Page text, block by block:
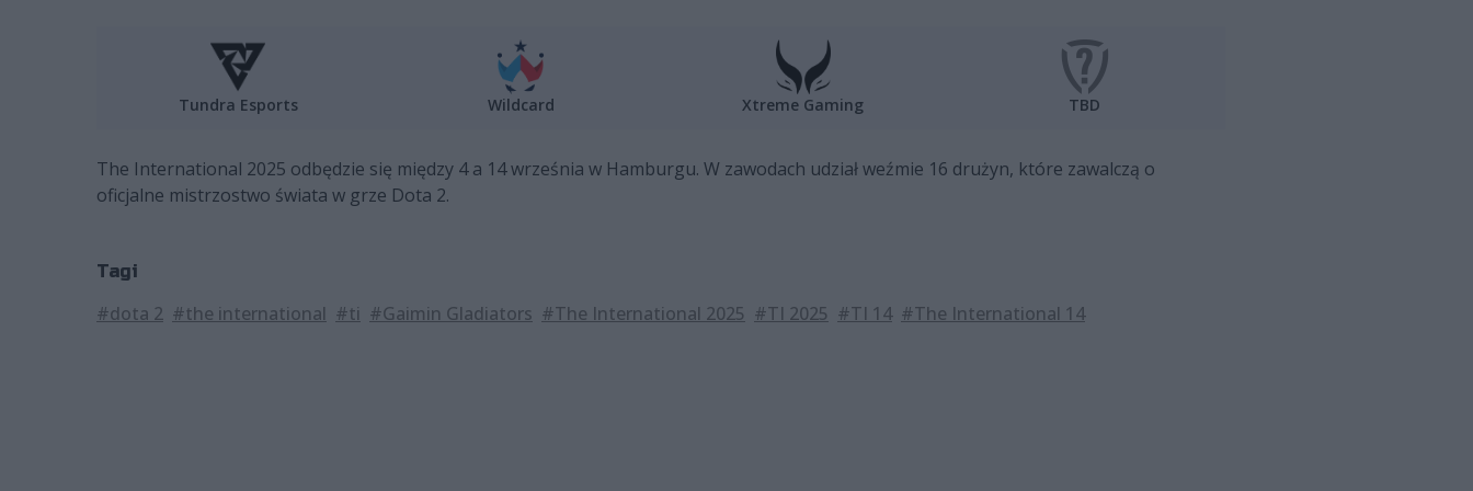
Tundra Esports Wildcard Xtreme Gaming TBD
The International 2025 odbędzie się między 4 a 14 września w Hamburgu. W zawodach udział weźmie 16 drużyn, które zawalczą o
oficjalne mistrzostwo świata w grze Dota 2.
Tagi
#dota 2 #the international #ti #Gaimin Gladiators #The International 2025 #TI 2025 #TI 14 #The International 14